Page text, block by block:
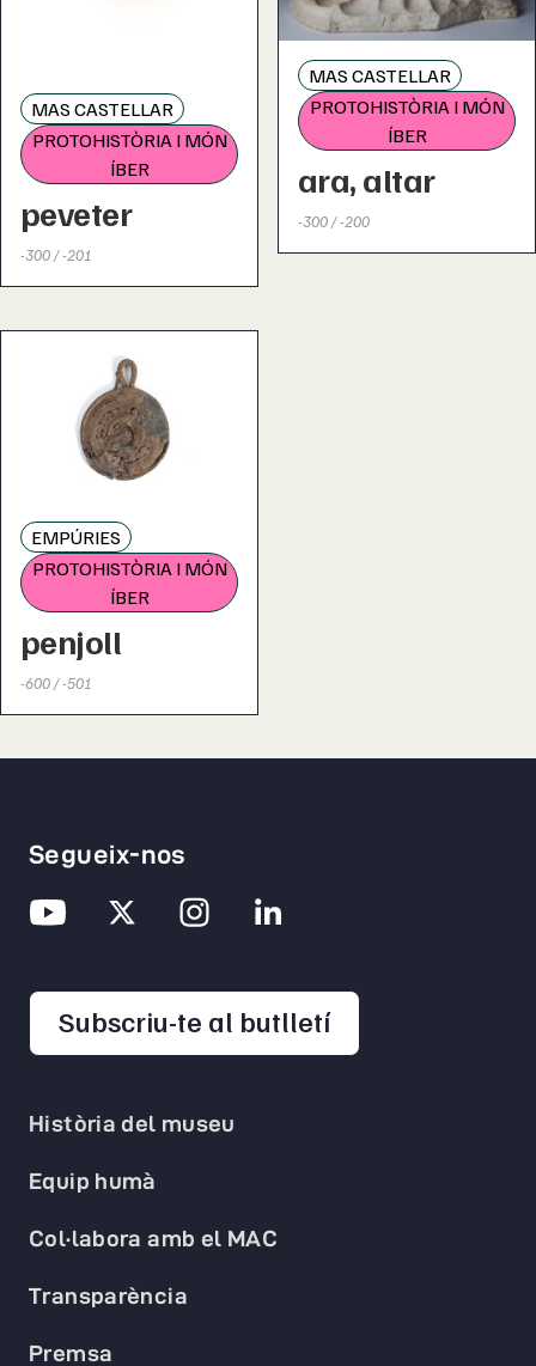
MAS CASTELLAR
PROTOHISTÒRIA I MÓN
ÍBER
peveter
-300 / -201
MAS CASTELLAR
PROTOHISTÒRIA I MÓN
ÍBER
ara, altar
-300 / -200
EMPÚRIES
PROTOHISTÒRIA I MÓN
ÍBER
penjoll
-600 / -501
Història del museu
Equip humà
Col·labora amb el MAC
Transparència
Premsa
Segueix-nos
Subscriu-te al butlletíopens in a new